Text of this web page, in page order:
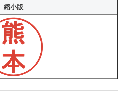
縮小版